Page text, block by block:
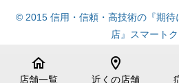
© 2015 信用・信頼・高技術の『期待
店』スマート
home
店舗一覧
location_on
近くの店舗